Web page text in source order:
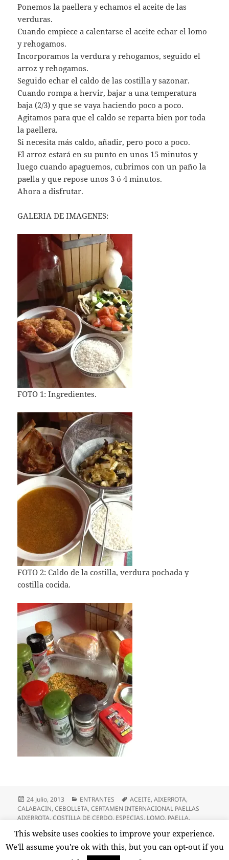
Ponemos la paellera y echamos el aceite de las
verduras.
Cuando empiece a calentarse el aceite echar el lomo
y rehogamos.
Incorporamos la verdura y rehogamos, seguido el
arroz y rehogamos.
Seguido echar el caldo de las costilla y sazonar.
Cuando rompa a hervir, bajar a una temperatura
baja (2/3) y que se vaya haciendo poco a poco.
Agitamos para que el caldo se reparta bien por toda
la paellera.
Si necesita más caldo, añadir, pero poco a poco.
El arroz estará en su punto en unos 15 minutos y
luego cuando apaguemos, cubrimos con un paño la
paella y que repose unos 3 ó 4 minutos.
Ahora a disfrutar.
GALERIA DE IMAGENES:
FOTO 1: Ingredientes.
FOTO 2: Caldo de la costilla, verdura pochada y
costilla cocida.
Publicado
el
24 julio, 2013 Categorías
ENTRANTES Etiquetas
ACEITE,AIXERROTA,
CALABACIN,CEBOLLETA,CERTAMEN INTERNACIONAL PAELLAS
AIXERROTA,COSTILLA DE CERDO, ESPECIAS, LOMO, PAELLA,
PUERRO
2 comentariosen PAELLA DE LOMO Y COSTILLA DE CERDO
This website uses cookies to improve your experience.
We'll assume you're ok with this, but you can opt-out if you